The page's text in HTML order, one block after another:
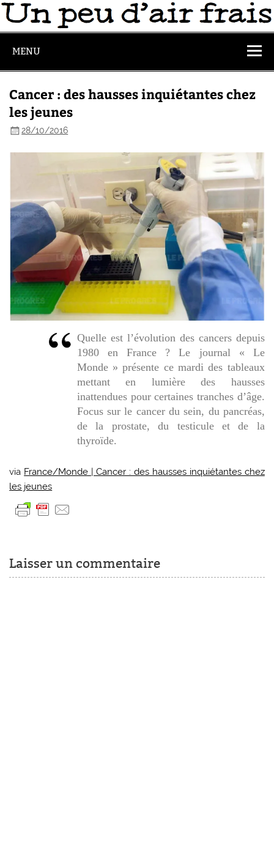
MENU
Cancer : des hausses inquiétantes chez
les jeunes
28/10/2016
Quelle est l’évolution des cancers depuis
1980 en France ? Le journal « Le
Monde » présente ce mardi des tableaux
mettant en lumière des hausses
inattendues pour certaines tranches d’âge.
Focus sur le cancer du sein, du pancréas,
de la prostate, du testicule et de la
thyroïde.
via France/Monde | Cancer : des hausses inquiétantes chez
les jeunes
Laisser un commentaire